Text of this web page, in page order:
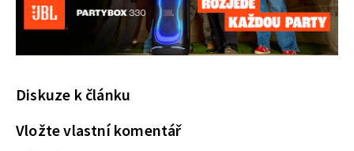
Diskuze k článku
Vložte vlastní komentář